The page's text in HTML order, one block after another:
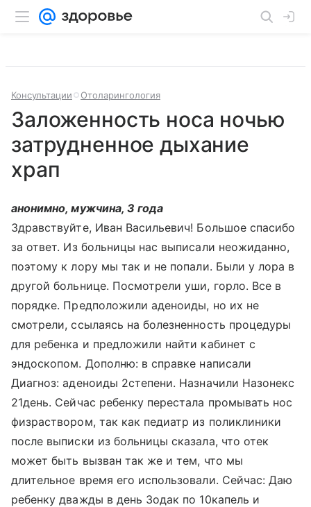
Консультации Отоларингология
Заложенность носа ночью
затрудненное дыхание
храп
анонимно, мужчина, 3 года
Здравствуйте, Иван Васильевич! Большое спасибо
за ответ. Из больницы нас выписали неожиданно,
поэтому к лору мы так и не попали. Были у лора в
другой больнице. Посмотрели уши, горло. Все в
порядке. Предположили аденоиды, но их не
смотрели, ссылаясь на болезненность процедуры
для ребенка и предложили найти кабинет с
эндоскопом. Дополню: в справке написали
Диагноз: аденоиды 2степени. Назначили Назонекс
21день. Сейчас ребенку перестала промывать нос
физраствором, так как педиатр из поликлиники
после выписки из больницы сказала, что отек
может быть вызван так же и тем, что мы
длительное время его использовали. Сейчас: Даю
ребенку дважды в день Зодак по 10капель и